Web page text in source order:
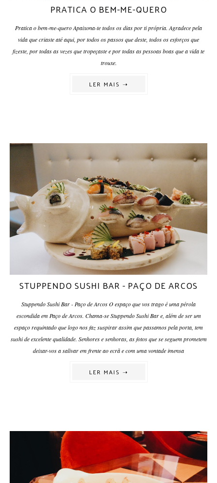
PRATICA O BEM-ME-QUERO
Pratica o bem-me-quero Apaixona-te todos os dias por ti própria. Agradece pela
vida que criaste até aqui, por todos os passos que deste, todos os esforços que
fizeste, por todas as vezes que tropeçaste e por todas as pessoas boas que a vida te
trouxe.
LER MAIS ➝
STUPPENDO SUSHI BAR - PAÇO DE ARCOS
Stuppendo Sushi Bar - Paço de Arcos O espaço que vos trago é uma pérola
escondida em Paço de Arcos. Chama-se Stuppendo Sushi Bar e, além de ser um
espaço requintado que logo nos faz suspirar assim que passamos pela porta, tem
sushi de excelente qualidade. Senhores e senhoras, as fotos que se seguem prometem
deixar-vos a salivar em frente ao ecrã e com uma vontade imensa
LER MAIS ➝